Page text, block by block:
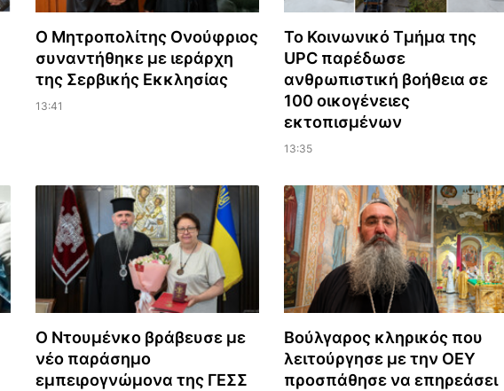
Ο Μητροπολίτης Ονούφριος
συναντήθηκε με ιεράρχη
της Σερβικής Εκκλησίας
13:41
Το Κοινωνικό Τμήμα της
UPC παρέδωσε
ανθρωπιστική βοήθεια σε
100 οικογένειες
εκτοπισμένων
13:35
Ο Ντουμένκο βράβευσε με
νέο παράσημο
εμπειρογνώμονα της ΓΕΣΣ
Βούλγαρος κληρικός που
λειτούργησε με την ΟΕΥ
προσπάθησε να επηρεάσει